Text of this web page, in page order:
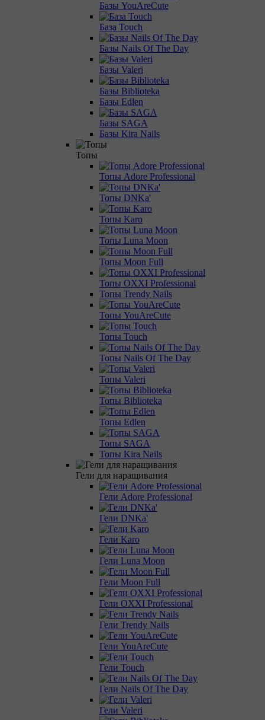
Базы YouAreCute
База Touch
Базы Nails Of The Day
Базы Valeri
Базы Biblioteka
Базы Edlen
Базы SAGA
Базы Kira Nails
Топы
Топы Adore Professional
Топы DNKa'
Топы Karo
Топы Luna Moon
Топы Moon Full
Топы OXXI Professional
Топы Trendy Nails
Топы YouAreCute
Топы Touch
Топы Nails Of The Day
Топы Valeri
Топы Biblioteka
Топы Edlen
Топы SAGA
Топы Kira Nails
Гели для наращивания
Гели Adore Professional
Гели DNKa'
Гели Karo
Гели Luna Moon
Гели Moon Full
Гели OXXI Professional
Гели Trendy Nails
Гели YouAreCute
Гели Touch
Гели Nails Of The Day
Гели Valeri